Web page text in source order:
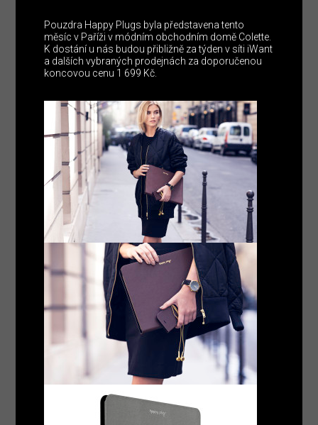
Pouzdra Happy Plugs byla představena tento
měsíc v Paříži v módním obchodním domě Colette.
K dostání u nás budou přibližně za týden v síti iWant
a dalších vybraných prodejnách za doporučenou
koncovou cenu 1 699 Kč.